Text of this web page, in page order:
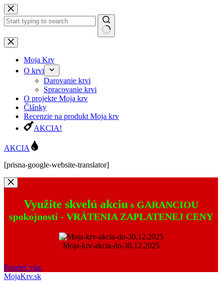
Preskočiť
na
obsah
Žiadne
výsledky
Moja Krv
O krvi
Darovanie krvi
Spracovanie krvi
O projekte Moja krv
Články
Recenzie na produkt Moja krv
AKCIA!
AKCIA
[prisna-google-website-translator]
Využite skvelú akciu s GARANCIOU
spokojnosti - VRÁTENIA ZAPLATENEJ CENY
Moja-krv-akcia-do-30.12.2025
Pozrieť viac
MojaKrv.sk